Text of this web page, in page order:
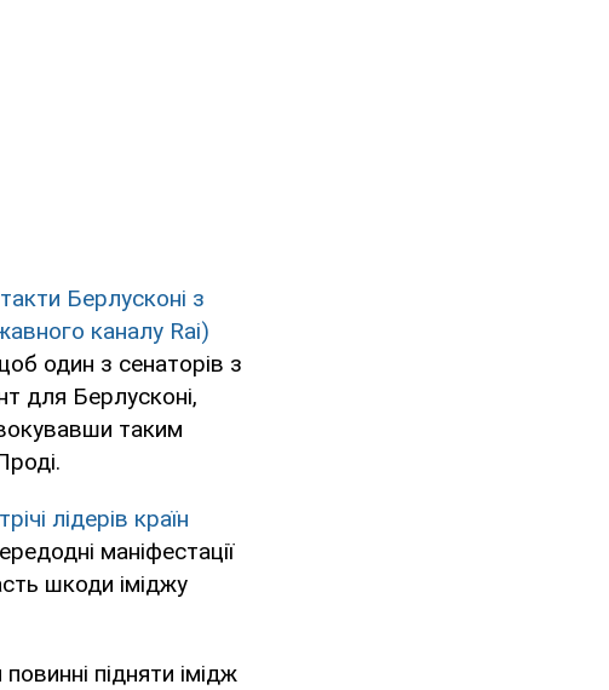
Берлусконі з
каналу Rai)
один з сенаторів з
для Берлусконі,
таким
лідерів країн
маніфестації
шкоди іміджу
підняти імідж